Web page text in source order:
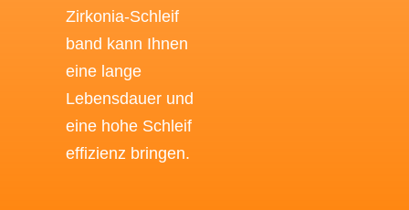
Zirkonia-Schleif
band kann Ihnen
eine lange
Lebensdauer und
eine hohe Schleif
effizienz bringen.